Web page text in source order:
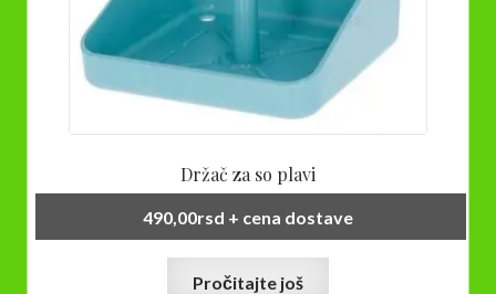
Držač za so plavi
490,00rsd + cena dostave
Pročitajte još